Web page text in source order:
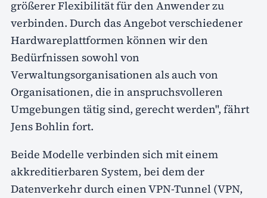
größerer Flexibilität für den Anwender zu
verbinden. Durch das Angebot verschiedener
Hardwareplattformen können wir den
Bedürfnissen sowohl von
Verwaltungsorganisationen als auch von
Organisationen, die in anspruchsvolleren
Umgebungen tätig sind, gerecht werden", fährt
Jens Bohlin fort.
Beide Modelle verbinden sich mit einem
akkreditierbaren System, bei dem der
Datenverkehr durch einen VPN-Tunnel (VPN,